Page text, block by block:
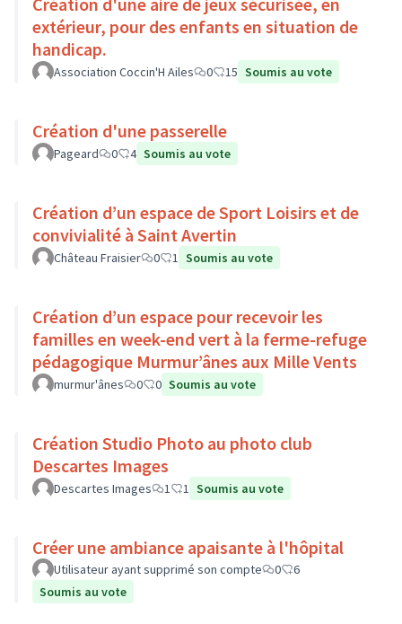
extérieur, pour des enfants en situation de
handicap.
Association Coccin'H Ailes 0 15 Soumis au vote
Création d'une passerelle
Pageard 0 4 Soumis au vote
Création d’un espace de Sport Loisirs et de
convivialité à Saint Avertin
Château Fraisier 0 1 Soumis au vote
Création d’un espace pour recevoir les
familles en week-end vert à la ferme-refuge
pédagogique Murmur’ânes aux Mille Vents
murmur'ânes 0 0 Soumis au vote
Création Studio Photo au photo club
Descartes Images
Descartes Images 1 1 Soumis au vote
Créer une ambiance apaisante à l'hôpital
Utilisateur ayant supprimé son compte 0
6
Soumis au vote